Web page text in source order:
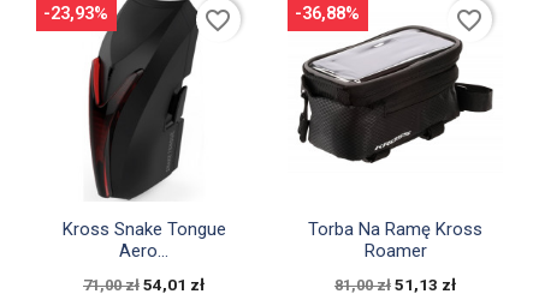
Szybki podgląd
Kross Snake Tongue
Aero...
71,00 zł 54,01 zł
-23,93% favorite_border
Szybki podgląd
Torba Na Ramę Kross
Roamer
81,00 zł 51,13 zł
-36,88% favorite_border